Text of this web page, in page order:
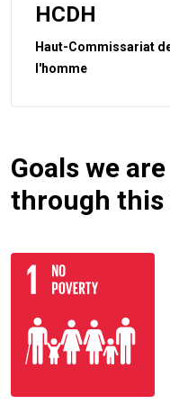
HCDH
Haut-Commissariat
l'homme
Goals we
through